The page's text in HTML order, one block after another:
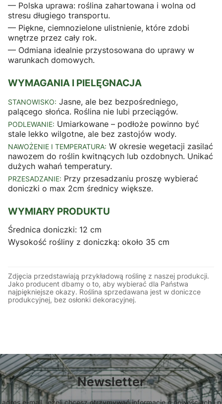
— Polska uprawa: roślina zahartowana i wolna od
stresu długiego transportu.
— Piękne, ciemnozielone ulistnienie, które zdobi
wnętrze przez cały rok.
— Odmiana idealnie przystosowana do uprawy w
warunkach domowych.
WYMAGANIA I PIELĘGNACJA
STANOWISKO: Jasne, ale bez bezpośredniego,
palącego słońca. Roślina nie lubi przeciągów.
PODLEWANIE: Umiarkowane – podłoże powinno być
stale lekko wilgotne, ale bez zastojów wody.
NAWOŻENIE I TEMPERATURA: W okresie wegetacji zasilać
nawozem do roślin kwitnących lub ozdobnych. Unikać
dużych wahań temperatury.
PRZESADZANIE: Przy przesadzaniu proszę wybierać
doniczki o max 2cm średnicy większe.
WYMIARY PRODUKTU
Średnica doniczki: 12 cm
Wysokość rośliny z doniczką: około 35 cm
Zdjęcia przedstawiają przykładową roślinę z naszej produkcji.
Jako producent dbamy o to, aby wybierać dla Państwa
najpiękniejsze okazy. Roślina sprzedawana jest w doniczce
produkcyjnej, bez osłonki dekoracyjnej.
Newsletter
adres e-mail, jeżeli chcesz otrzymywać informacje o nowościach i